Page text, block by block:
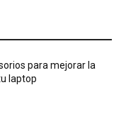
para mejorar la
laptop